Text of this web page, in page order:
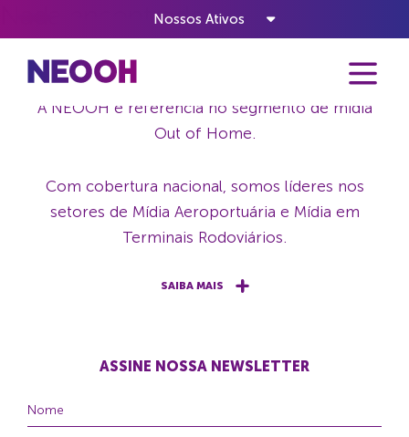
Nossos Ativos
Nada encontrado
NEOOH - A VIDA ACONTECE OUT OF HOME
A NEOOH é referência no segmento de mídia
Out of Home.
Com cobertura nacional, somos líderes nos
setores de Mídia Aeroportuária e Mídia em
Terminais Rodoviários.
SAIBA MAIS
ASSINE NOSSA NEWSLETTER